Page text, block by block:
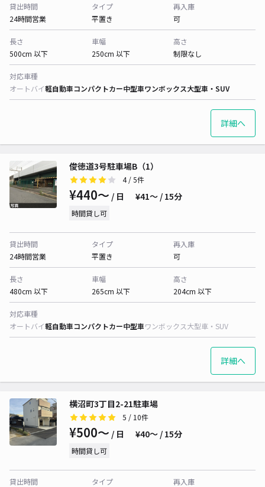
貸出時間
24時間営業
タイプ
平置き
再入庫
可
長さ
500cm 以下
車幅
250cm 以下
高さ
制限なし
対応車種
オートバイ軽自動車コンパクトカー中型車ワンボックス大型車・SUV
詳細へ
俊徳道3号駐車場B（1）
4/ 5件
¥440〜 / 日 ¥41〜 / 15分
時間貸し可
貸出時間
24時間営業
タイプ
平置き
再入庫
可
長さ
480cm 以下
車幅
265cm 以下
高さ
204cm 以下
対応車種
オートバイ軽自動車コンパクトカー中型車ワンボックス大型車・SUV
詳細へ
横沼町3丁目2-21駐車場
5 / 10件
¥500〜 / 日 ¥40〜 / 15分
時間貸し可
貸出時間
タイプ
再入庫